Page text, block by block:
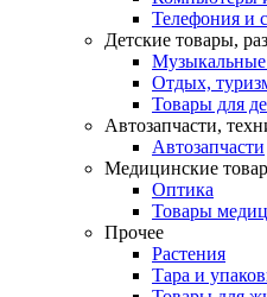
Телефония и
Детские товары,
Музыкальные
Отдых,
Товары для
Автозапчасти,
Автозапчасти
Медицинские
Оптика
Товары
Прочее
Растения
Тара и